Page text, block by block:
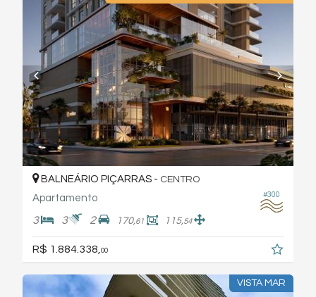
#300
BALNEÁRIO PIÇARRAS - CENTRO
Apartamento
3 3 2 170,61 115,54
R$ 1.884.338,00
VISTA MAR